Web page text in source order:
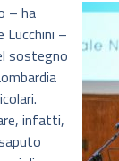
– ha
Lucchini –
sostegno
infatti,